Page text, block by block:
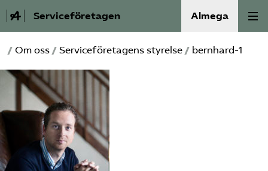
Serviceföretagen Almega
Om Service­företagen
Branscher
Medlemskap
Auktorisation
/ Om oss / Serviceföretagens styrelse / bernhard-1